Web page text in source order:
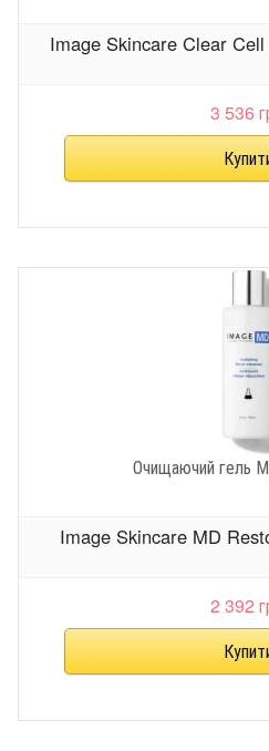
Image Skincare Clear
3 536
Очищаючий гель
Image Skincare MD
2 392